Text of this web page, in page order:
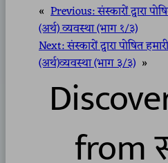
« Previous:संस्कारों द्वारा
(अर्थ) व्यवस्था (भाग १/३)
Next:संस्कारों द्वारा पोषित
(अर्थ)व्यवस्था (भाग ३/३) »
from